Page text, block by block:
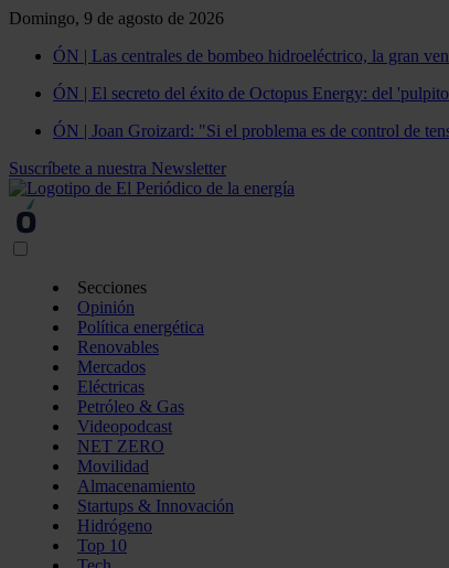
Domingo, 9 de agosto de 2026
ÓN | Las centrales de bombeo hidroeléctrico, la gran
ÓN | El secreto del éxito de Octopus Energy: del
ÓN | Joan Groizard: "Si el problema es de control de
Suscríbete a nuestra Newsletter
Secciones
Opinión
Política energética
Renovables
Mercados
Eléctricas
Petróleo & Gas
Videopodcast
NET ZERO
Movilidad
Almacenamiento
Startups & Innovación
Hidrógeno
Top 10